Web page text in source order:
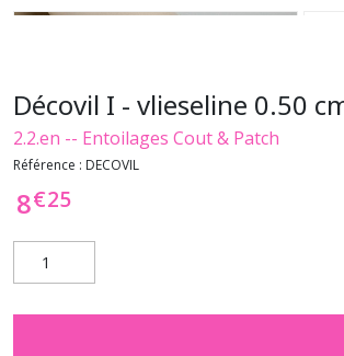
Décovil I - vlieseline 0.50
2.2.en -- Entoilages Cout & Patch
Référence : DECOVIL
8€25